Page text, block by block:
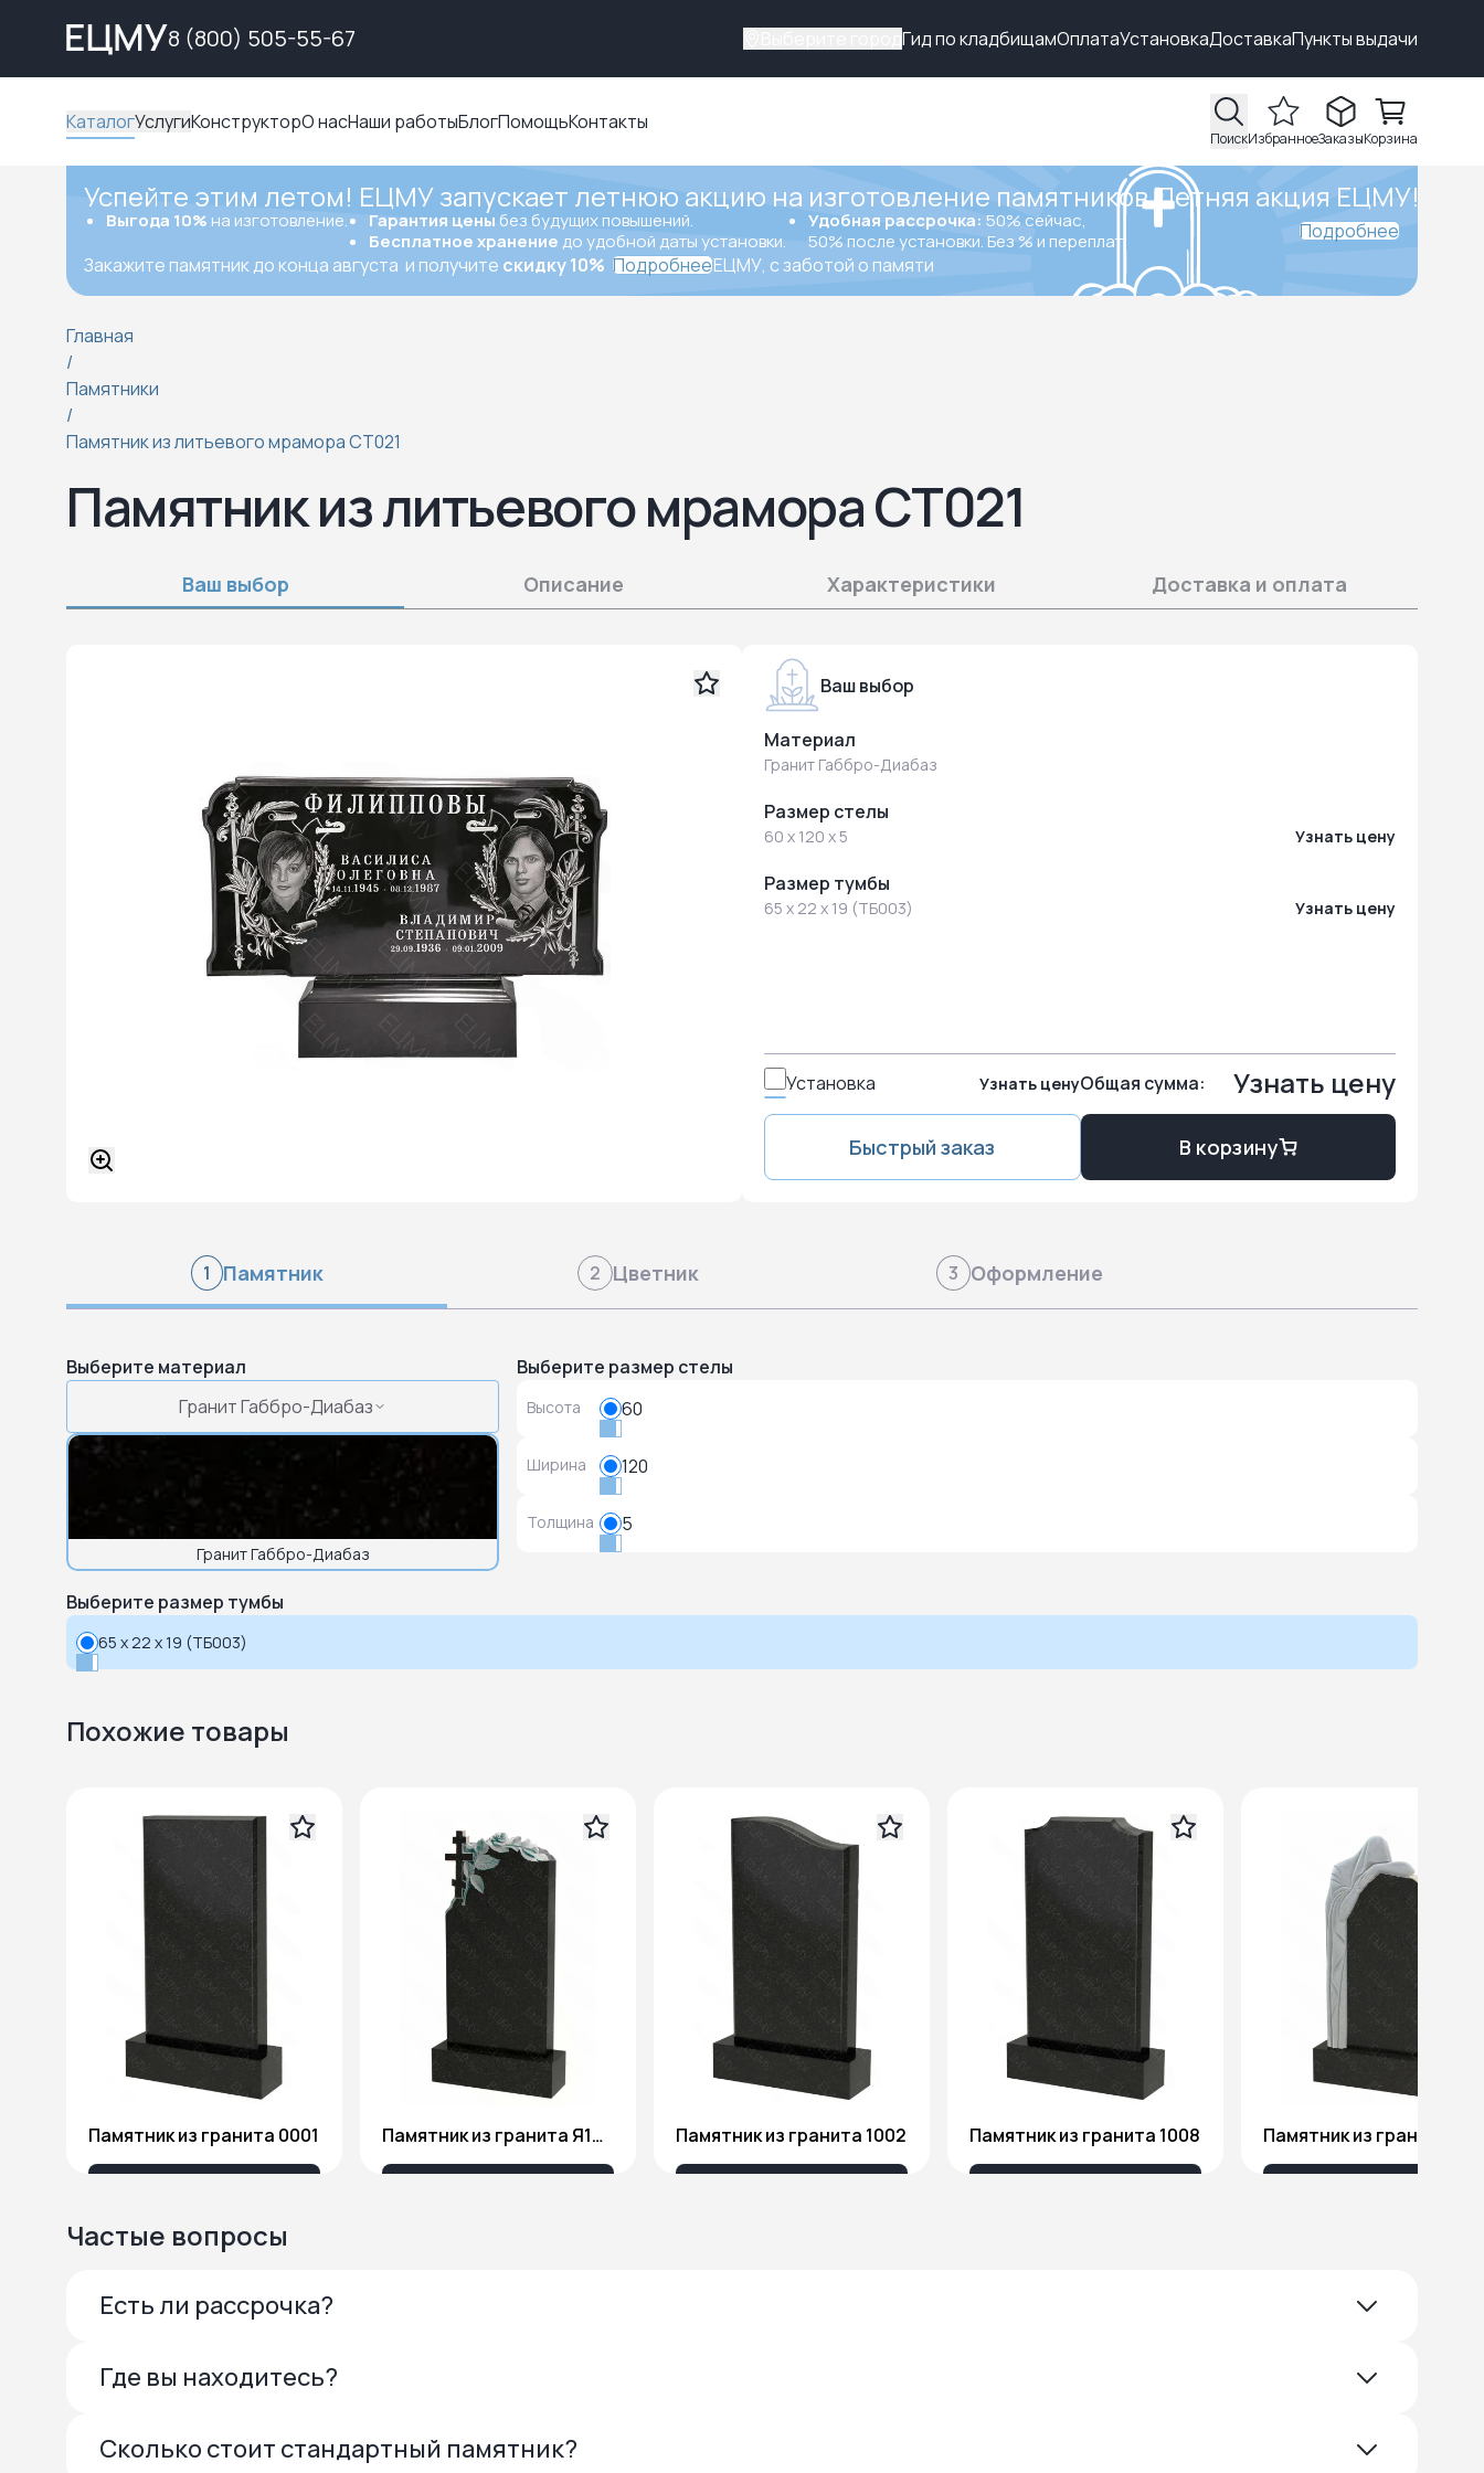
8 (800) 505-55-67 Гид по кладбищамОплатаУстановкаДоставкаПункты выдачи
КаталогУслугиКонструкторО насНаши работыБлогПомощьКонтакты
ПоискИзбранноеЗаказыКорзина
Успейте этим летом! ЕЦМУ запускает летнюю акцию на изготовление памятников.Летняя акция ЕЦМУ!
Выгода 10% на изготовление. Гарантия цены без будущих повышений.
Бесплатное хранение до удобной даты установки.
Удобная рассрочка: 50% сейчас,
50% после установки. Без % и переплат.
Закажите памятник до конца августа и получите скидку 10% ПодробнееЕЦМУ, с заботой о памяти
Подробнее
Главная
/
Памятники
/
Памятник из литьевого мрамора СТ021
Памятник из литьевого мрамора СТ021
Ваш выбор Описание Характеристики Доставка и оплата
Ваш выбор
Материал
Гранит Габбро-Диабаз
Размер стелы
60 x 120 x 5 Узнать цену
Размер тумбы
65 x 22 x 19 (ТБ003) Узнать цену
Установка Узнать ценуОбщая сумма: Узнать цену
Быстрый заказ В корзину
1 Памятник 2 Цветник 3 Оформление
Выберите материал
Гранит Габбро-Диабаз
Гранит Габбро-Диабаз
Выберите размер стелы
Высота 60
Ширина 120
Толщина 5
Выберите размер тумбы
65 x 22 x 19 (ТБ003)
Похожие товары
Памятник из гранита 0001 Памятник из гранита Я1806 Памятник из гранита 1002 Памятник из гранита 1008
Частые вопросы
Есть ли рассрочка?
Где вы находитесь?
Сколько стоит стандартный памятник?